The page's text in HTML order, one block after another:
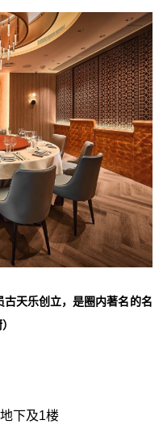
天乐创立，是圈内著名的名
下及1楼